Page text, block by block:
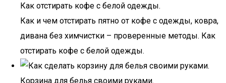
Как и чем отстирать пятно от кофе с одежды, ковра,
дивана без химчистки – проверенные методы. Как
отстирать кофе с белой одежды.